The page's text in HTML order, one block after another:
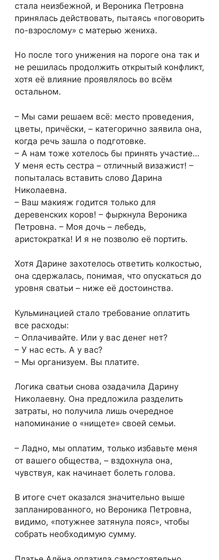
стала неизбежной, и Вероника Петровна
принялась действовать, пытаясь «поговорить
по-взрослому» с матерью жениха.
Но после того унижения на пороге она так и
не решилась продолжить открытый конфликт,
хотя её влияние проявлялось во всём
остальном.
– Мы сами решаем всё: место проведения,
цветы, причёски, – категорично заявила она,
когда речь зашла о подготовке.
– А нам тоже хотелось бы принять участие…
У меня есть сестра – отличный визажист! –
попыталась вставить слово Дарина
Николаевна.
– Ваш макияж годится только для
деревенских коров! – фыркнула Вероника
Петровна. – Моя дочь – лебедь,
аристократка! И я не позволю её портить.
Хотя Дарине захотелось ответить колкостью,
она сдержалась, понимая, что опускаться до
уровня сватьи – ниже её достоинства.
Кульминацией стало требование оплатить
все расходы:
– Оплачивайте. Или у вас денег нет?
– У нас есть. А у вас?
– Мы организуем. Вы платите.
Логика сватьи снова озадачила Дарину
Николаевну. Она предложила разделить
затраты, но получила лишь очередное
напоминание о «нищете» своей семьи.
– Ладно, мы оплатим, только избавьте меня
от вашего общества, – вздохнула она,
чувствуя, как начинает болеть голова.
В итоге счет оказался значительно выше
запланированного, но Вероника Петровна,
видимо, «потужнее затянула пояс», чтобы
собрать необходимую сумму.